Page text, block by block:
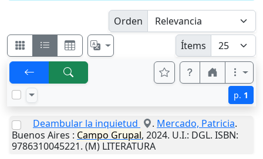
Orden
Ítems
p. 1
Deambular la inquietud . Mercado, Patricia.
Buenos Aires : Campo Grupal, 2024. U.I.: DGL. ISBN:
9786310045221. (M) LITERATURA